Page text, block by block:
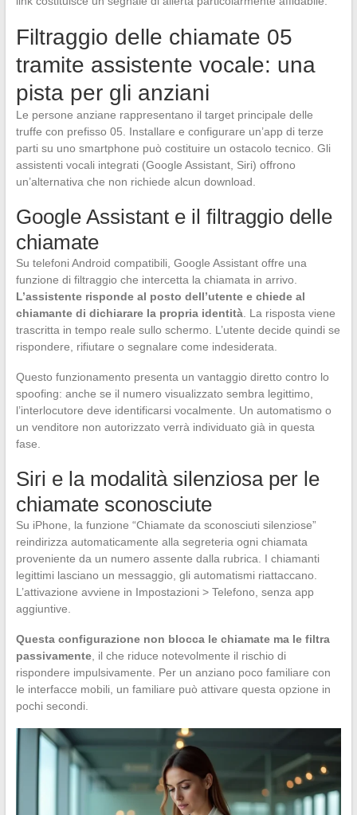
Filtraggio delle chiamate 05
tramite assistente vocale: una
pista per gli anziani
Le persone anziane rappresentano il target principale delle
truffe con prefisso 05. Installare e configurare un’app di terze
parti su uno smartphone può costituire un ostacolo tecnico. Gli
assistenti vocali integrati (Google Assistant, Siri) offrono
un’alternativa che non richiede alcun download.
Google Assistant e il filtraggio delle
chiamate
Su telefoni Android compatibili, Google Assistant offre una
funzione di filtraggio che intercetta la chiamata in arrivo.
L’assistente risponde al posto dell’utente e chiede al
chiamante di dichiarare la propria identità. La risposta viene
trascritta in tempo reale sullo schermo. L’utente decide quindi se
rispondere, rifiutare o segnalare come indesiderata.
Questo funzionamento presenta un vantaggio diretto contro lo
spoofing: anche se il numero visualizzato sembra legittimo,
l’interlocutore deve identificarsi vocalmente. Un automatismo o
un venditore non autorizzato verrà individuato già in questa
fase.
Siri e la modalità silenziosa per le
chiamate sconosciute
Su iPhone, la funzione “Chiamate da sconosciuti silenziose”
reindirizza automaticamente alla segreteria ogni chiamata
proveniente da un numero assente dalla rubrica. I chiamanti
legittimi lasciano un messaggio, gli automatismi riattaccano.
L’attivazione avviene in Impostazioni > Telefono, senza app
aggiuntive.
Questa configurazione non blocca le chiamate ma le filtra
passivamente, il che riduce notevolmente il rischio di
rispondere impulsivamente. Per un anziano poco familiare con
le interfacce mobili, un familiare può attivare questa opzione in
pochi secondi.